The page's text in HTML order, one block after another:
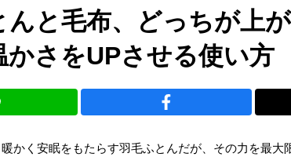
んと毛布、どっちが上
かさをUPさせる使い方
かく安眠をもたらす羽毛ふとんだが、その力を最大